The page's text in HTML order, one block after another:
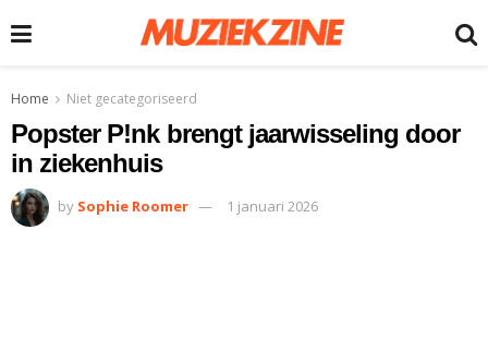
Home Niet gecategoriseerd
Popster P!nk brengt jaarwisseling door
in ziekenhuis
by Sophie Roomer 1 januari 2026